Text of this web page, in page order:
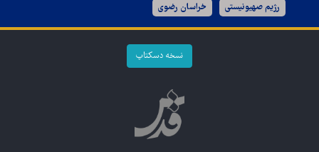
رژیم صهیونیستی خراسان رضوی
نسخه دسکتاپ